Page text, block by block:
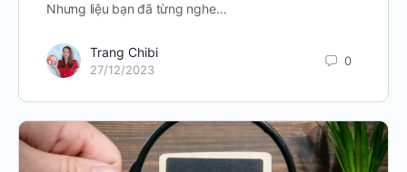
Nhưng liệu bạn đã từng nghe…
Trang Chibi
27/12/2023
0